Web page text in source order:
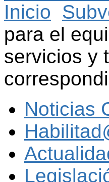
Inicio
para el
servicios y
Noticias